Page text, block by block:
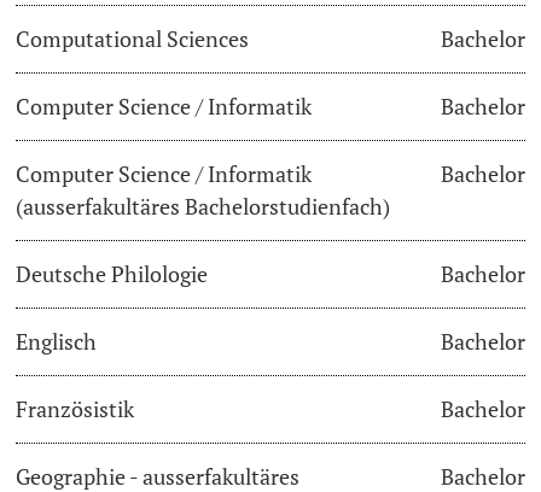
Lecturers
Dates
Documents & Verification
Welcome to the University of Basel
Mobility
Course Auditors
Student Life
Campus Stories
Computational Sciences Bachelor
Computer Science / Informatik Bachelor
Computer Science / Informatik
(ausserfakultäres Bachelorstudienfach)
Bachelor
Deutsche Philologie Bachelor
Englisch Bachelor
Französistik Bachelor
Geographie - ausserfakultäres
Bachelor